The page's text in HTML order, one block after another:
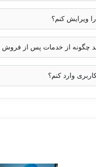
با ویژگی‌های تصویر با
ویرایش کنم؟
چگونه از خدمات پس از فروش
وارد کنم؟